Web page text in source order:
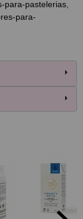
para-pastelerias
para-